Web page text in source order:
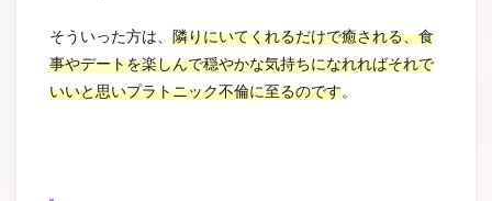
そういった方は、 隣りにいてくれるだけで癒される、食
事やデートを楽しんで穏やかな気持ちになれればそれで
いいと思いプラトニック不倫に至るのです。